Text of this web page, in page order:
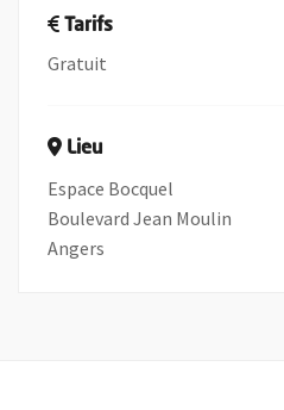
Tarifs
Gratuit
Lieu
Espace Bocquel
Boulevard Jean Moulin
Angers